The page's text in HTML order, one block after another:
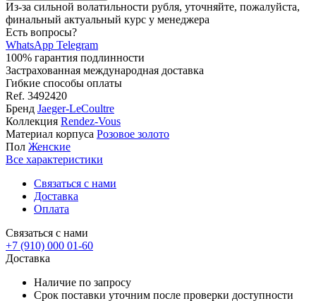
Из-за сильной волатильности рубля, уточняйте, пожалуйста,
финальный актуальный курс у менеджера
Есть вопросы?
WhatsApp Telegram
100% гарантия подлинности
Застрахованная международная доставка
Гибкие способы оплаты
Ref. 3492420
Бренд Jaeger-LeCoultre
Коллекция Rendez-Vous
Материал корпуса Розовое золото
Пол Женские
Все характеристики
Связаться с нами
Доставка
Оплата
Связаться с нами
+7 (910) 000 01-60
Доставка
Наличие по запросу
Срок поставки уточним после проверки доступности